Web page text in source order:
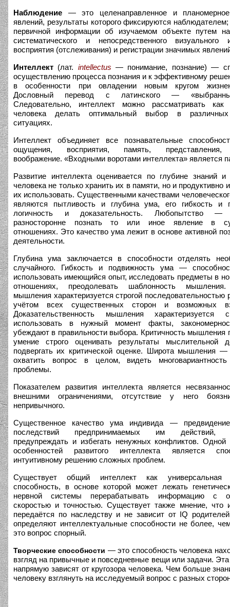
Наблюдение — это целенаправленное и планомерное
явлений, результаты которого фиксируются
первичной информации об изучаемом объекте путем
систематического и непосредственного визуального
восприятия (отслеживания) и регистрации значимых
Интеллект (лат. intellectus — понимание, познание) —
осуществлению процесса познания и к эффективному
в особенности при овладении новым кругом
Дословный перевод с латинского —
Следовательно, интеллект можно рассматривать как
человека делать оптимальный выбор в
ситуациях.
Интеллект объединяет все познавательные
ощущения, восприятия, память,
воображение. «Входными воротами интеллекта» является
Развитие интеллекта оценивается по глубине знаний и
человека не только хранить их в памяти, но и продуктивно
их использовать. Существенными качествами
являются пытливость и глубина ума, его гибкость и
логичность и доказательность. Любопытство —
разносторонне познать то или иное явление в
отношениях. Это качество ума лежит в основе активной
деятельности.
Глубина ума заключается в способности отделять
случайного. Гибкость и подвижность ума —
использовать имеющийся опыт, исследовать предметы в
отношениях, преодолевать шаблонность мышления.
мышления характеризуется строгой последовательностью
учётом всех существенных сторон и возможных
Доказательственность мышления характеризуется
использовать в нужный момент факты,
убеждают в правильности выбора. Критичность мышления
умение строго оценивать результаты мыслительной
подвергать их критической оценке. Широта мышления —
охватить вопрос в целом, видеть
проблемы.
Показателем развития интеллекта является
внешними ограничениями, отсутствие у него
непривычного.
Существенное качество ума индивида —
последствий предпринимаемых им действий,
предупреждать и избегать ненужных конфликтов. Одной
особенностей развитого интеллекта является
интуитивному решению сложных проблем.
Существует общий интеллект как универсальная
способность, в основе которой может лежать
нервной системы перерабатывать информацию с
скоростью и точностью. Существует также мнение, что
передаётся по наследству и не зависит от IQ
определяют интеллектуальные способности не более,
это вопрос спорный.
Творческие способности — это способность человека
взгляд на привычные и повседневные вещи или задачи. Эта
напрямую зависят от кругозора человека. Чем больше
человеку взглянуть на исследуемый вопрос с разных